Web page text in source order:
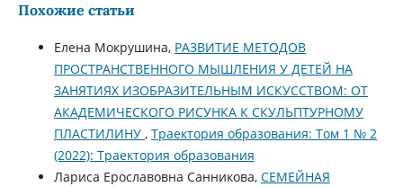
Похожие статьи
Елена Мокрушина, РАЗВИТИЕ МЕТОДОВ
ПРОСТРАНСТВЕННОГО МЫШЛЕНИЯ У ДЕТЕЙ НА
ЗАНЯТИЯХ ИЗОБРАЗИТЕЛЬНЫМ ИСКУССТВОМ: ОТ
АКАДЕМИЧЕСКОГО РИСУНКА К СКУЛЬПТУРНОМУ
ПЛАСТИЛИНУ , Траектория образования: Том 1 № 2
(2022): Траектория образования
Лариса Ерославовна Санникова, СЕМЕЙНАЯ